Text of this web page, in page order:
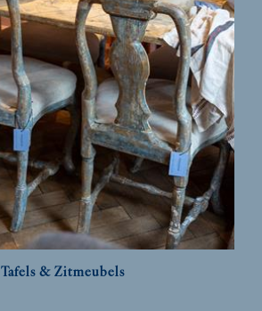
Tafels & Zitmeubels